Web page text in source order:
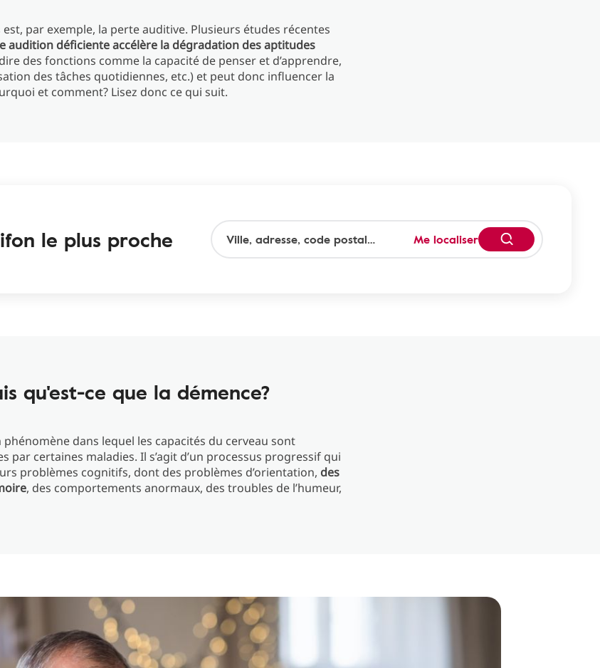
par exemple, la perte auditive. Plusieurs études récentes
audition déficiente accélère la dégradation des aptitudes
dire des fonctions comme la capacité de penser et d’apprendre,
des tâches quotidiennes, etc.) et peut donc influencer la
et comment? Lisez donc ce qui suit.
le plus proche Me localiser
qu'est-ce que la démence?
phénomène dans lequel les capacités du cerveau sont
par certaines maladies. Il s’agit d’un processus progressif qui
problèmes cognitifs, dont des problèmes d’orientation, des
, des comportements anormaux, des troubles de l’humeur,